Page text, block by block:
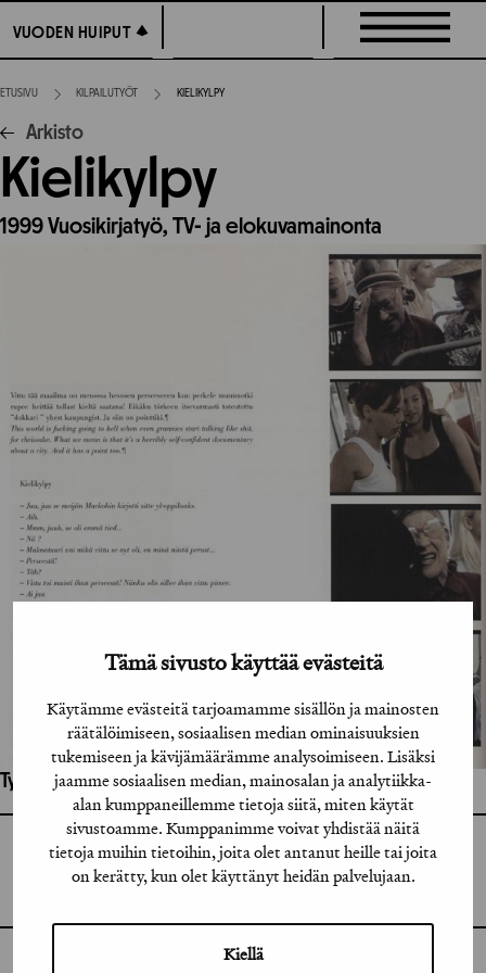
Tämä sivusto käyttää evästeitä
Käytämme evästeitä tarjoamamme sisällön ja mainosten
räätälöimiseen, sosiaalisen median ominaisuuksien
tukemiseen ja kävijämäärämme analysoimiseen. Lisäksi
jaamme sosiaalisen median, mainosalan ja analytiikka-
alan kumppaneillemme tietoja siitä, miten käytät
sivustoamme. Kumppanimme voivat yhdistää näitä
tietoja muihin tietoihin, joita olet antanut heille tai joita
on kerätty, kun olet käyttänyt heidän palvelujaan.
Kiellä
suoraan
sisältöön
VUODEN HUIPUT
VUODEN HUIPUT
ETUSIVU KILPAILUTYÖT KIELIKYLPY
Arkisto
Kielikylpy
1999Vuosikirjatyö, TV- ja elokuvamainonta
Työhön osallistuneet henkilöt / tahot:
GRAFIA RY
GRAFIA(AT)GRAFIA.FI
UUDENMAANKATU 11 B 9,